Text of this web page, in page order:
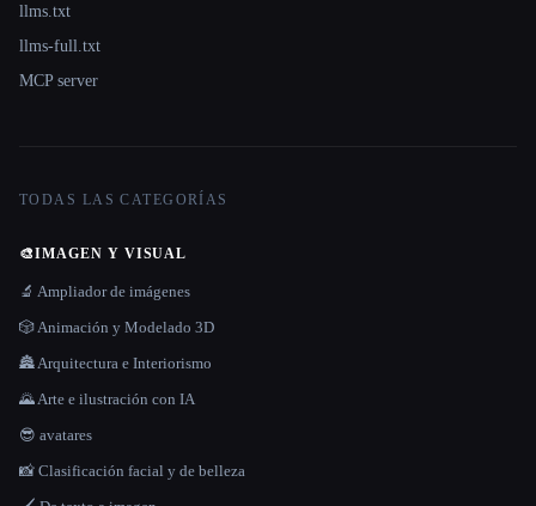
llms.txt
llms-full.txt
MCP server
TODAS LAS CATEGORÍAS
🎨IMAGEN Y VISUAL
🔬 Ampliador de imágenes
🎲 Animación y Modelado 3D
🏯 Arquitectura e Interiorismo
🌄 Arte e ilustración con IA
😎 avatares
📸 Clasificación facial y de belleza